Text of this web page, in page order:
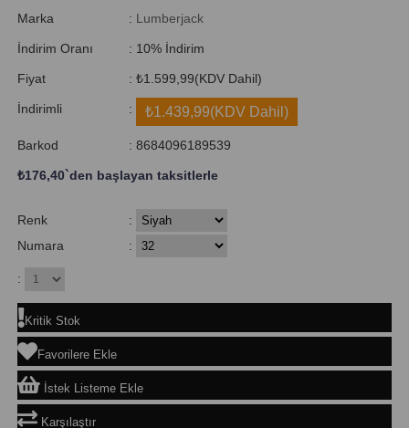
Marka : Lumberjack
İndirim Oranı : %
10 İndirim
Fiyat : ₺1.599,99(KDV Dahil)
İndirimli : ₺1.439,99(KDV Dahil)
Barkod : 8684096189539
₺176,40`den başlayan taksitlerle
Renk
:
Numara
:
:
Kritik Stok
Favorilere Ekle
İstek Listeme Ekle
Karşılaştır